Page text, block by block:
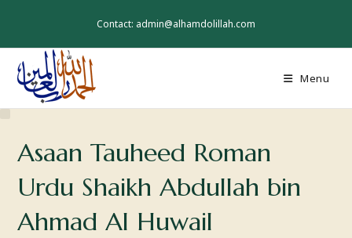
Contact: admin@alhamdolillah.com
Menu
Asaan Tauheed Roman
Urdu Shaikh Abdullah bin
Ahmad Al Huwail